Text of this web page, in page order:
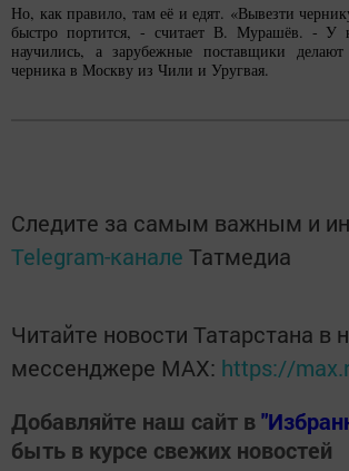
Но, как правило, там её и едят. «Вывезти
быстро портится, - считает В. Мурашёв. - У
научились, а зарубежные по­ставщики
черника в Москву из Чили и Уругвая.
Следите за самым важным и
Telegram-канале Татмедиа
Читайте новости Татарстана в
мессенджере MАХ: https://
Добавляйте наш сайт в
быть в курсе свежих новостей